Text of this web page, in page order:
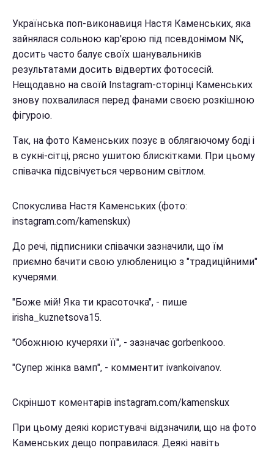
Українська поп-виконавиця Настя Каменських, яка
зайнялася сольною кар'єрою під псевдонімом NK,
досить часто балує своїх шанувальників
результатами досить відвертих фотосесій.
Нещодавно на своїй Іnstagram-сторінці Каменських
знову похвалилася перед фанами своєю розкішною
фігурою.
Так, на фото Каменських позує в облягаючому боді і
в сукні-сітці, рясно ушитою блискітками. При цьому
співачка підсвічується червоним світлом.
Спокуслива Настя Каменських (фото:
instagram.com/kamenskux)
До речі, підписники співачки зазначили, що їм
приємно бачити свою улюбленицю з "традиційними"
кучерями.
"Боже мій! Яка ти красоточка", - пише
irisha_kuznetsova15.
"Обожнюю кучеряхи її", - зазначає gorbenkooo.
"Супер жінка вамп", - комментит ivankoivanov.
Скріншот коментарів instagram.com/kamenskux
При цьому деякі користувачі відзначили, що на фото
Каменських дещо поправилася. Деякі навіть